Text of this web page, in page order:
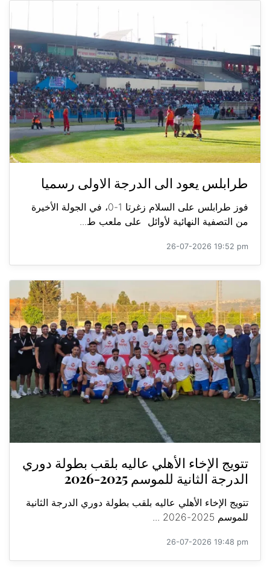
طرابلس يعود الى الدرجة الاولى رسميا
فوز طرابلس على السلام زغرتا 1-0، في الجولة الأخيرة
من التصفية النهائية لأوائل على ملعب ط...
26-07-2026 19:52 pm
تتويج الإخاء الأهلي عاليه بلقب بطولة دوري
الدرجة الثانية للموسم 2025-2026
تتويج الإخاء الأهلي عاليه بلقب بطولة دوري الدرجة الثانية
للموسم 2025-2026 ...
26-07-2026 19:48 pm